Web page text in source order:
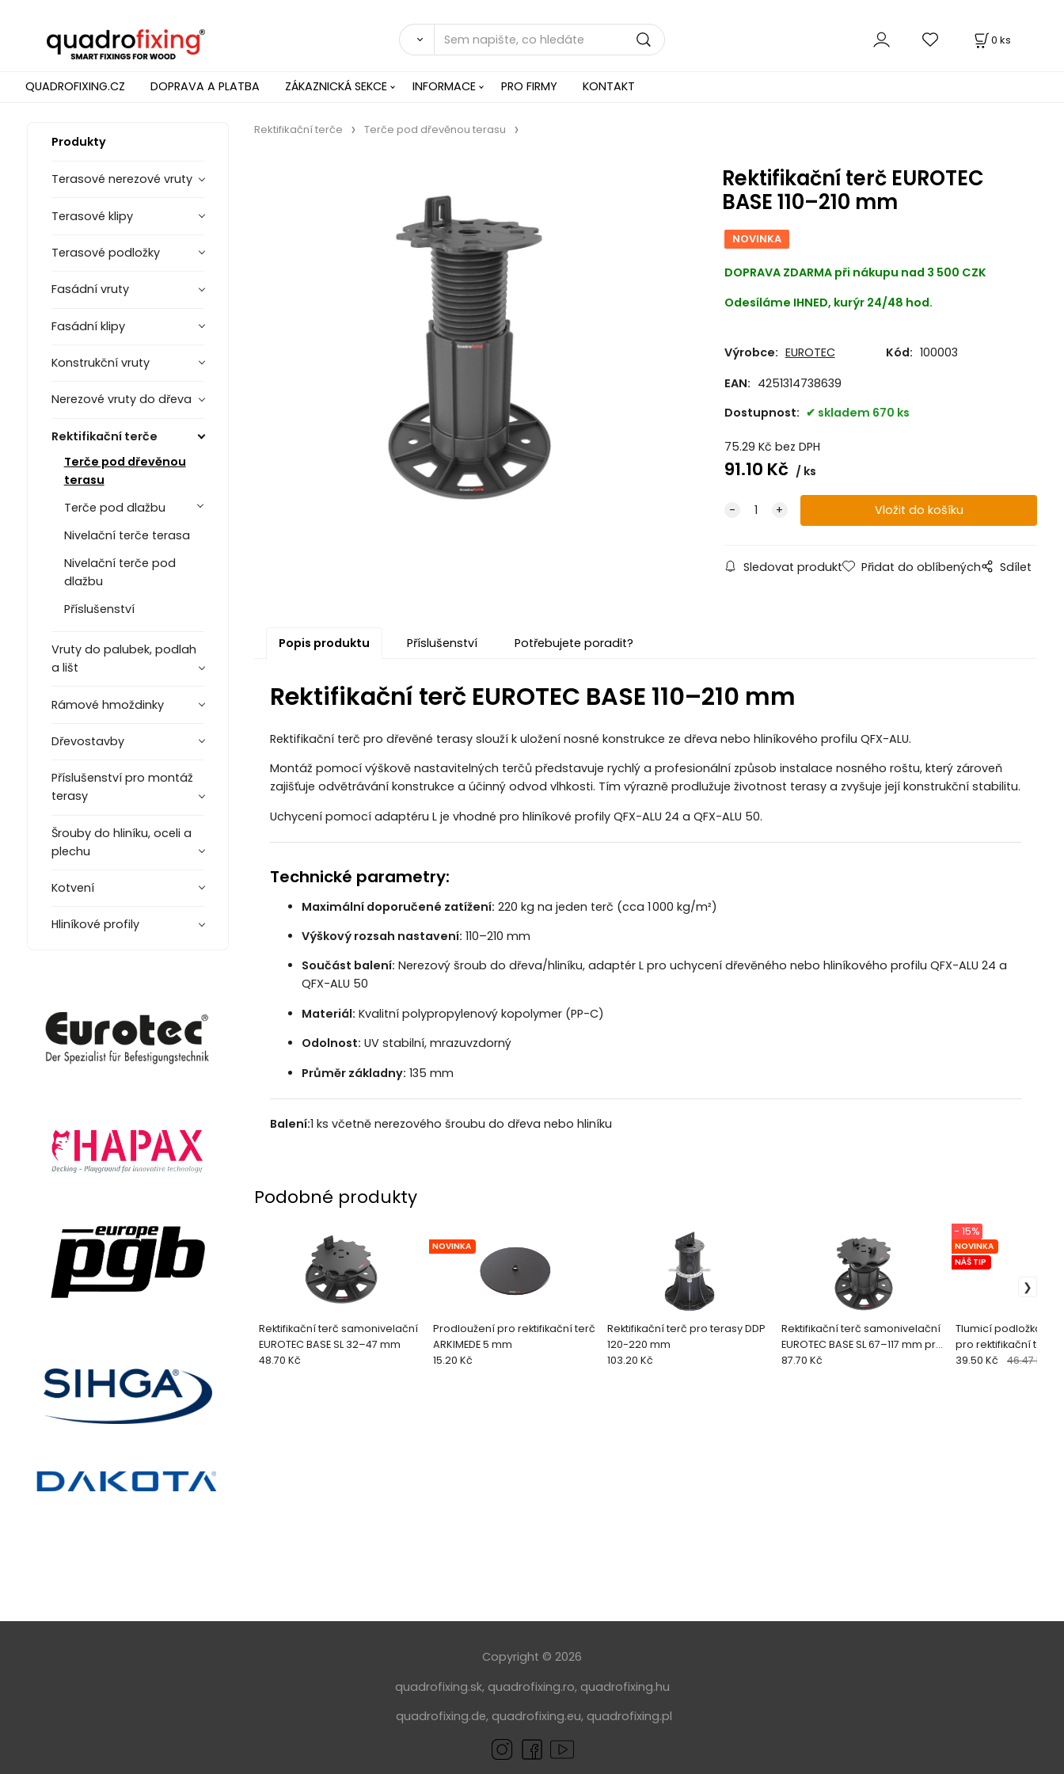
0 ks
QUADROFIXING.CZ DOPRAVA A PLATBA ZÁKAZNICKÁ SEKCE INFORMACE PRO FIRMY KONTAKT
Produkty
Terasové nerezové vruty
Terasové klipy
Terasové podložky
Fasádní vruty
Fasádní klipy
Konstrukční vruty
Nerezové vruty do dřeva
Rektifikační terče
Terče pod dřevěnou
terasu
Terče pod dlažbu
Nivelační terče terasa
Nivelační terče pod
dlažbu
Příslušenství
Vruty do palubek, podlah
a lišt
Rámové hmoždinky
Dřevostavby
Příslušenství pro montáž
terasy
Šrouby do hliníku, oceli a
plechu
Kotvení
Hliníkové profily
Rektifikační terče Terče pod dřevěnou terasu
Rektifikační terč EUROTEC
BASE 110–210 mm
NOVINKA
DOPRAVA ZDARMA při nákupu nad 3 500 CZK
Odesíláme IHNED, kurýr 24/48 hod.
Výrobce: EUROTEC Kód: 100003
EAN: 4251314738639
Dostupnost:
skladem 670 ks
75.29 Kč bez DPH
91.10 Kč ks
Sledovat produkt Přidat do oblíbených Sdílet
Popis produktu Příslušenství Potřebujete poradit?
Rektifikační terč EUROTEC BASE 110–210 mm
Rektifikační terč pro dřevěné terasy slouží k uložení nosné konstrukce ze dřeva nebo hliníkového profilu QFX-ALU.
Montáž pomocí výškově nastavitelných terčů představuje rychlý a profesionální způsob instalace nosného roštu, který zároveň
zajišťuje odvětrávání konstrukce a účinný odvod vlhkosti. Tím výrazně prodlužuje životnost terasy a zvyšuje její konstrukční stabilitu.
Uchycení pomocí adaptéru L je vhodné pro hliníkové profily QFX-ALU 24 a QFX-ALU 50.
Technické parametry:
Maximální doporučené zatížení: 220 kg na jeden terč (cca 1 000 kg/m²)
Výškový rozsah nastavení: 110–210 mm
Součást balení: Nerezový šroub do dřeva/hliníku, adaptér L pro uchycení dřevěného nebo hliníkového profilu QFX-ALU 24 a
QFX-ALU 50
Materiál: Kvalitní polypropylenový kopolymer (PP-C)
Odolnost: UV stabilní, mrazuvzdorný
Průměr základny: 135 mm
Balení:1 ks včetně nerezového šroubu do dřeva nebo hliníku
Podobné produkty
Rektifikační terč samonivelační
EUROTEC BASE SL 32–47 mm
48.70 Kč
Prodloužení pro rektifikační terč
ARKIMEDE 5 mm
NOVINKA
15.20 Kč
Rektifikační terč pro terasy DDP
120-220 mm
103.20 Kč
Rektifikační terč samonivelační
EUROTEC BASE SL 67–117 mm pro
hliníkový profil QFX-ALU
87.70 Kč
Tlumicí podložka s
pro rektifikační terče
mm
NOVINKA
NÁŠ TIP
- 15%
39.50 Kč 46.47 Kč
Copyright © 2026
quadrofixing.sk, quadrofixing.ro, quadrofixing.hu
quadrofixing.de, quadrofixing.eu, quadrofixing.pl